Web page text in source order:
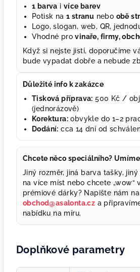
1 barva ivíce barev
Potisk na 1 stranu nebo obě
Logo, slogan, web, QR,
Vhodné provinaře, firmy,
Když si nejste jistí, doporučíme
bude vypadat dobře a nebude
Důležité info k zakázce
Tisková příprava: 500 Kč /
(jednorázově)
Korektura: obvykle do 1–2
Dodání: cca 14 dní od
Chcete něco speciálního?
Jiný rozměr, jiná barva tašky,
na více míst nebo chcete „wow“
prémiové dárky? Napište nám na
obchod@asalonta.cz a
nabídku na míru.
Doplňkové parametry